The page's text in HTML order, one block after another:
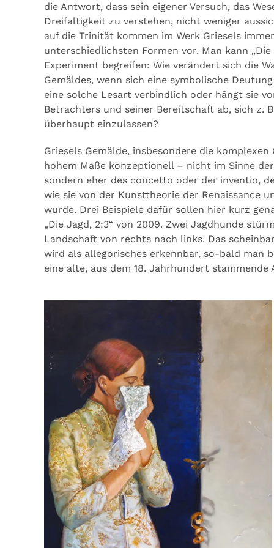
die Antwort, dass sein eigener Versuch, das
Dreifaltigkeit zu verstehen, nicht weniger
auf die Trinität kommen im Werk Griesels
unterschiedlichsten Formen vor. Man kann „Die
Experiment begreifen: Wie verändert sich die
Gemäldes, wenn sich eine symbolische
eine solche Lesart verbindlich oder hängt sie
Betrachters und seiner Bereitschaft ab, sich z.
überhaupt einzulassen?
Griesels Gemälde, insbesondere die
hohem Maße konzeptionell – nicht im Sinne
sondern eher des concetto oder der inventio,
wie sie von der Kunsttheorie der Renaissance
wurde. Drei Beispiele dafür sollen hier kurz
„Die Jagd, 2:3“ von 2009. Zwei Jagdhunde
Landschaft von rechts nach links. Das
wird als allegorisches erkennbar, so-bald man
eine alte, aus dem 18. Jahrhundert stammende
2011 | 160 x 110 cm | Öl auf Leinwand